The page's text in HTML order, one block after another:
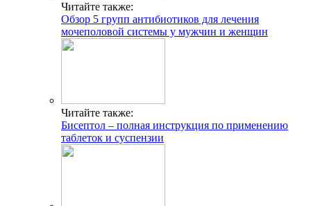
Читайте также:
Обзор 5 групп антибиотиков для лечения
мочеполовой системы у мужчин и женщин
Читайте также:
Бисептол – полная инструкция по применению
таблеток и суспензии